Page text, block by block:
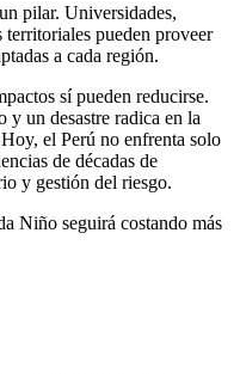
pilar. Universidades,
pueden proveer
a cada región.
sí pueden reducirse.
un desastre radica en la
el Perú no enfrenta solo
de décadas de
y gestión del riesgo.
Niño seguirá costando más